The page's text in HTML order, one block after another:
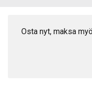
Osta nyt, maksa